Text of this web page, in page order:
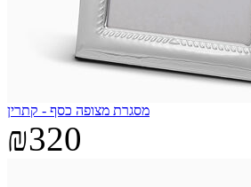
מסגרת מצופה כסף - קתרין
₪320